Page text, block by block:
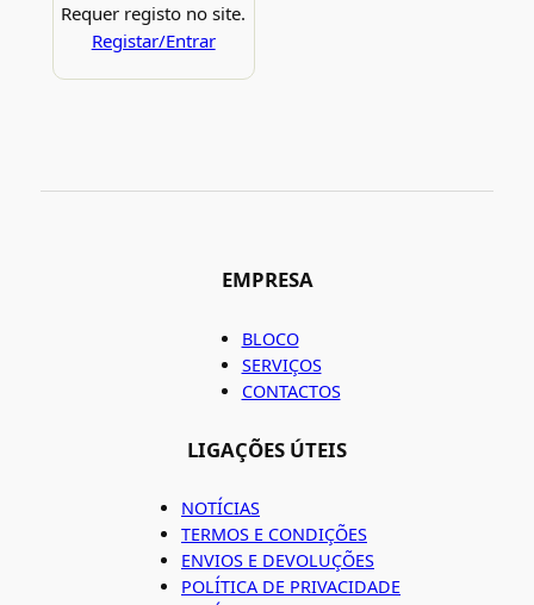
Requer registo no site.
Registar/Entrar
EMPRESA
BLOCO
SERVIÇOS
CONTACTOS
LIGAÇÕES ÚTEIS
NOTÍCIAS
TERMOS E CONDIÇÕES
ENVIOS E DEVOLUÇÕES
POLÍTICA DE PRIVACIDADE